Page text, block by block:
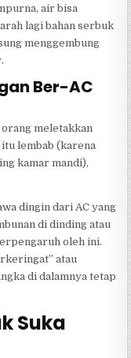
air bisa
lagi bahan serbuk
menggembung
Ber-AC
meletakkan
lembab (karena
kamar mandi),
dingin dari AC yang
di dinding atau
oleh ini.
atau
di dalamnya tetap
Suka